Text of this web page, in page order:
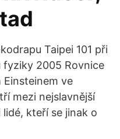
Taipei 101 při
2005 Rovnice
Einsteinem ve
mezi nejslavnější
kteří se jinak o